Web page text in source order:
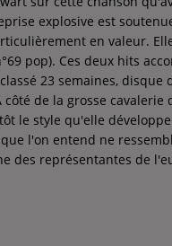
explosive est
en valeur.
pop). Ces deux hits
23 semaines, disque
de la grosse cavalerie
le style qu'elle
l'on entend ne
des représentantes de